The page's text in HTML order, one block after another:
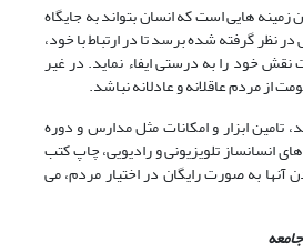
هایی است که انسان بتواند به جایگاه
نظر گرفته شده برسد تا در ارتباط با خود،
خود را به درستی ایفاء نماید. در غیر
از مردم عاقلانه و عادلانه نباشد.
تامین ابزار و امکانات مثل مدارس و دوره
انسانساز تلویزیونی و رادیویی، چاپ کتب
آنها به صورت رایگان در اختیار مردم، می